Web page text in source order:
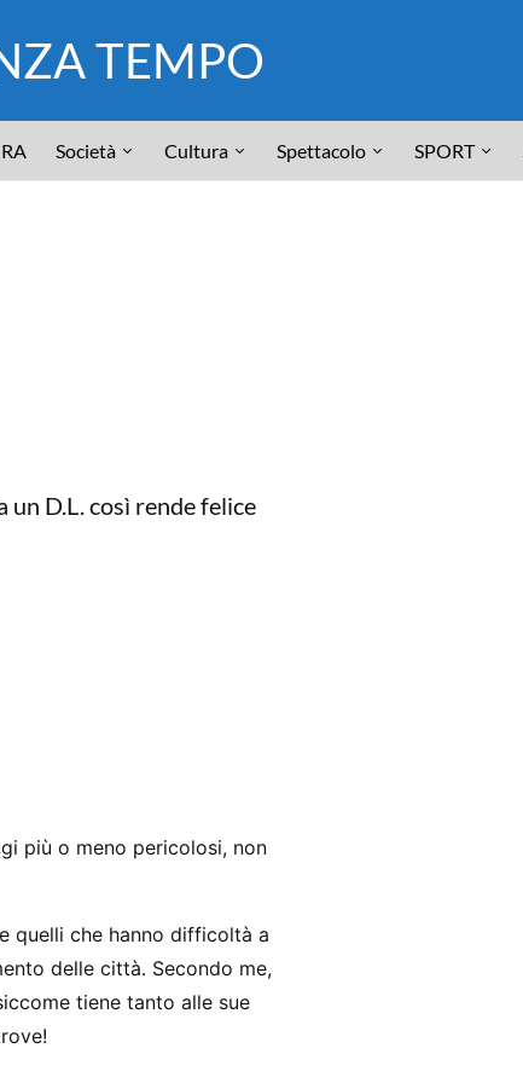
TEMPO
Società Cultura Spettacolo SPORT
D.L. così rende felice
più o meno pericolosi, non
quelli che hanno difficoltà a
delle città. Secondo me,
tiene tanto alle sue